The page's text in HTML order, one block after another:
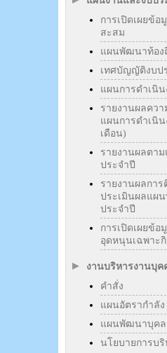
การเปิดเผยข้อ
สะสม
แผนพัฒนาท้อง
เทศบัญญัติงบป
แผนการดำเนิน
รายงานผลคว
แผนการดำเนิ
เดือน)
รายงานผลตา
ประจำปี
รายงานผลกา
ประเมินผลแผ
ประจำปี
การเปิดเผยข้อ
อุดหนุนเฉพาะกิ
งานบริหารงานบุค
คำสั่ง
แผนอัตรากำลัง
แผนพัฒนาบุคล
นโยบายการบ